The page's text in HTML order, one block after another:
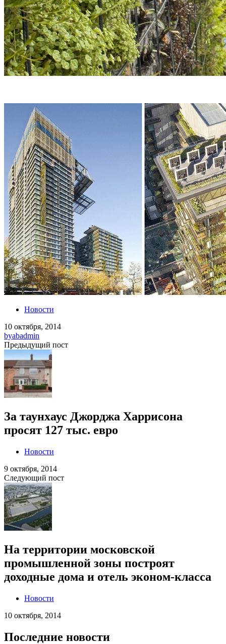
Новости
10 октября, 2014
byabadmin
Предыдущий пост
За таунхаус Джорджа Харрисона
просят 127 тыс. евро
Новости
9 октября, 2014
Следующий пост
На территории московской
промышленной зоны построят
доходные дома и отель эконом-класса
Новости
10 октября, 2014
Последние новости